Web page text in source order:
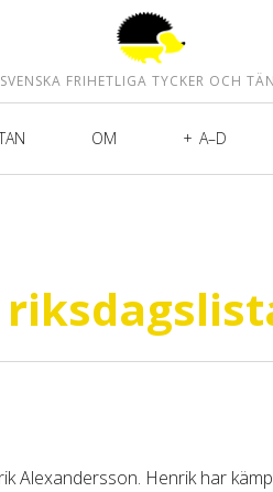
SVENSKA FRIHETLIGA TYCKER OCH
OM A–D
Alexandersson. Henrik har